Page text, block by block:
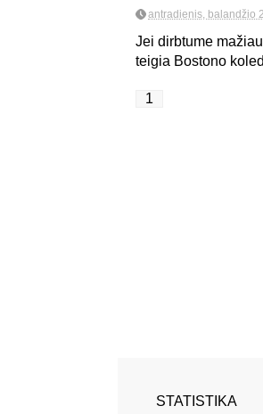
antradienis, balandžio
Jei dirbtume
teigia Bostono
1
STATISTIKA